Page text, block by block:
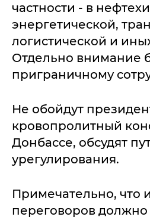
частности - в
энергетической,
логистической и
Отдельно внимание
приграничному
Не обойдут
кровопролитный
Донбассе, обсудят
урегулирования.
Примечательно, что
переговоров должно